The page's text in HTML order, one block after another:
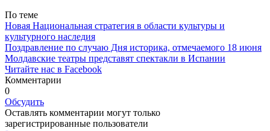
По теме
Новая Национальная стратегия в области культуры и
культурного наследия
Поздравление по случаю Дня историка, отмечаемого 18 июня
Молдавские театры представят спектакли в Испании
Читайте нас в Facebook
Комментарии
0
Обсудить
Оставлять комментарии могут только
зарегистрированные пользователи